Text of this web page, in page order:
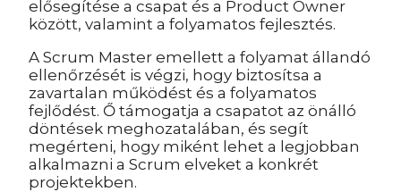
elősegítése a csapat és a Product Owner
között, valamint a folyamatos fejlesztés.
A Scrum Master emellett a folyamat állandó
ellenőrzését is végzi, hogy biztosítsa a
zavartalan működést és a folyamatos
fejlődést. Ő támogatja a csapatot az önálló
döntések meghozatalában, és segít
megérteni, hogy miként lehet a legjobban
alkalmazni a Scrum elveket a konkrét
projektekben.